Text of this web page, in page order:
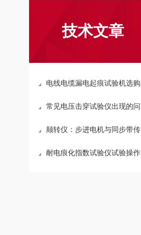
技术文章
电线电缆漏电起痕试验机选购与运维指南——精准检测的双重保障
常见电压击穿试验仪出现的问题，解决方案
颠转仪：步进电机与同步带传动系统降噪减震之法
耐电痕化指数试验仪试验操作事项